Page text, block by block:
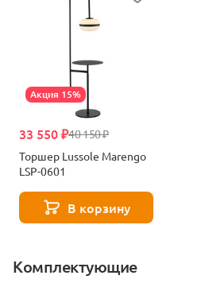
Акция 15%
40 150 ₽
33 550 ₽
Торшер Lussole Marengo
LSP-0601
В корзину
Комплектующие